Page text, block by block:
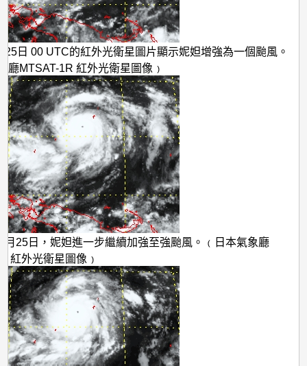
25日 00 UTC的紅外光衛星圖片顯示妮妲增強為一個颱風。
廳MTSAT-1R 紅外光衛星圖像﹚
月25日，妮妲進一步繼續加強至強颱風。﹙日本氣象廳
紅外光衛星圖像﹚